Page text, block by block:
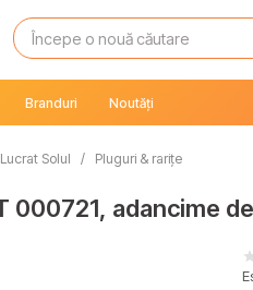
Branduri Noutăți
Solul / Pluguri & rarițe
000721, adancime